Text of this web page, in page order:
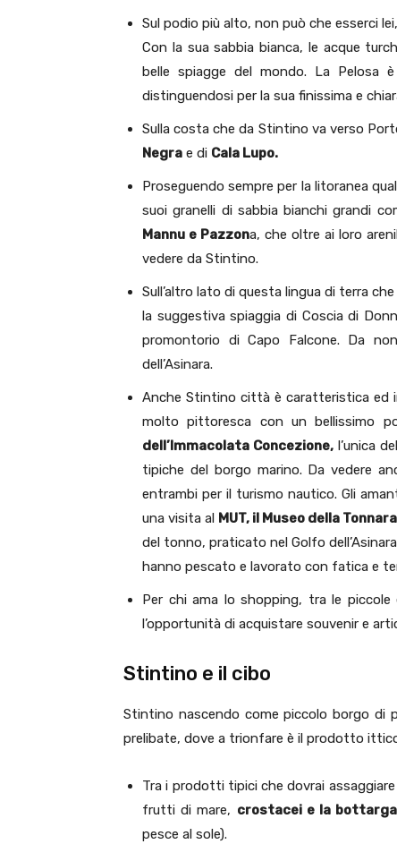
Sul podio più alto, non può che esserci
Con la sua sabbia bianca, le acque
belle spiagge del mondo. La Pelosa è
distinguendosi per la sua finissima e
Sulla costa che da Stintino va verso
Negra e di Cala Lupo.
Proseguendo sempre per la litoranea
suoi granelli di sabbia bianchi grandi
Mannu e Pazzona, che oltre ai loro
vedere da Stintino.
Sull’altro lato di questa lingua di terra
la suggestiva spiaggia di Coscia di
promontorio di Capo Falcone. Da
dell’Asinara.
Anche Stintino città è caratteristica ed
molto pittoresca con un bellissimo
dell’Immacolata Concezione, l’unica
tipiche del borgo marino. Da vedere
entrambi per il turismo nautico. Gli
una visita al MUT, il Museo della
del tonno, praticato nel Golfo
hanno pescato e lavorato con fatica e
Per chi ama lo shopping, tra le
l’opportunità di acquistare souvenir e
Stintino e il cibo
Stintino nascendo come piccolo borgo di
prelibate, dove a trionfare è il prodotto
Tra i prodotti tipici che dovrai
frutti di mare, crostacei e la bottarga
pesce al sole).